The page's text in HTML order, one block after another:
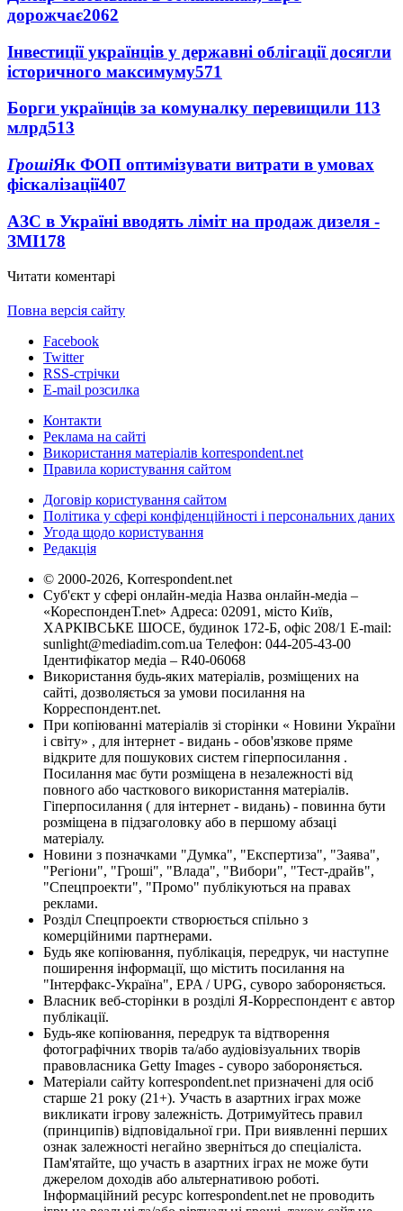
дорожчає2062
Інвестиції українців у державні облігації досягли
історичного максимуму571
Борги українців за комуналку перевищили 113
млрд513
ГрошіЯк ФОП оптимізувати витрати в умовах
фіскалізації407
АЗС в Україні вводять ліміт на продаж дизеля -
ЗМІ178
Читати коментарі
Повна версія сайту
Facebook
Twitter
RSS-стрічки
E-mail розсилка
Контакти
Реклама на сайті
Використання матеріалів korrespondent.net
Правила користування сайтом
Договір користування сайтом
Політика у сфері конфіденційності і персональних даних
Угода щодо користування
Редакція
© 2000-2026, Korrespondent.net
Суб'єкт у сфері онлайн-медіа Назва онлайн-медіа –
«КореспонденТ.net» Адреса: 02091, місто Київ,
ХАРКІВСЬКЕ ШОСЕ, будинок 172-Б, офіс 208/1 E-mail:
sunlight@mediadim.com.ua Телефон: 044-205-43-00
Ідентифікатор медіа – R40-06068
Використання будь-яких матеріалів, розміщених на
сайті, дозволяється за умови посилання на
Корреспондент.net.
При копіюванні матеріалів зі сторінки « Новини України
і світу» , для інтернет - видань - обов'язкове пряме
відкрите для пошукових систем гіперпосилання .
Посилання має бути розміщена в незалежності від
повного або часткового використання матеріалів.
Гіперпосилання ( для інтернет - видань) - повинна бути
розміщена в підзаголовку або в першому абзаці
матеріалу.
Новини з позначками "Думка", "Експертиза", "Заява",
"Регіони", "Гроші", "Влада", "Вибори", "Тест-драйв",
"Спецпроекти", "Промо" публікуються на правах
реклами.
Розділ Спецпроекти створюється спільно з
комерційними партнерами.
Будь яке копіювання, публікація, передрук, чи наступне
поширення інформації, що містить посилання на
"Інтерфакс-Україна", EPA / UPG, суворо забороняється.
Власник веб-сторінки в розділі Я-Корреспондент є автор
публікації.
Будь-яке копіювання, передрук та відтворення
фотографічних творів та/або аудіовізуальних творів
правовласника Getty Images - суворо забороняється.
Матеріали сайту korrespondent.net призначені для осіб
старше 21 року (21+). Участь в азартних іграх може
викликати ігрову залежність. Дотримуйтесь правил
(принципів) відповідальної гри. При виявленні перших
ознак залежності негайно зверніться до спеціаліста.
Пам'ятайте, що участь в азартних іграх не може бути
джерелом доходів або альтернативою роботі.
Інформаційний ресурс korrespondent.net не проводить